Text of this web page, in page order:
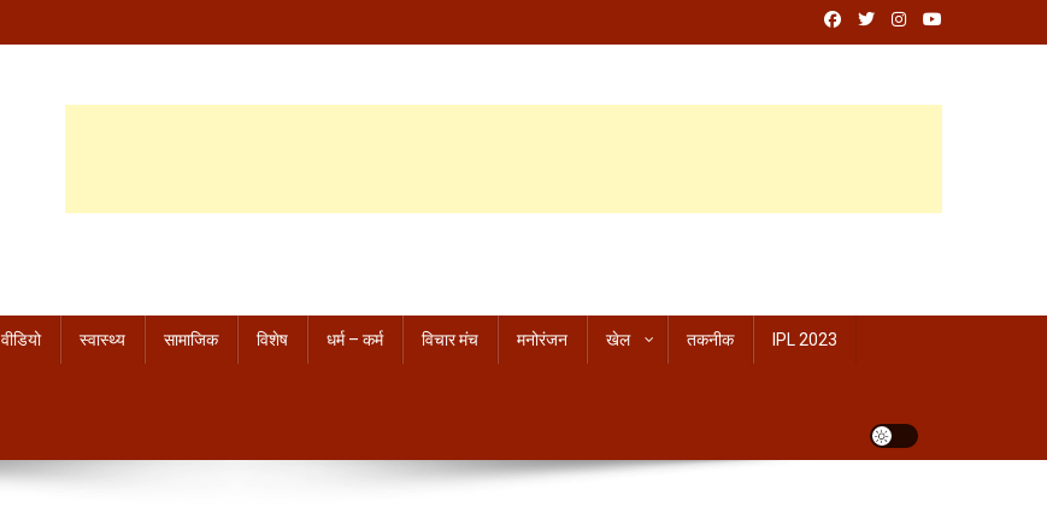
वीडियो स्वास्थ्य सामाजिक विशेष धर्म – कर्म विचार मंच मनोरंजन खेल तकनीक IPL 2023